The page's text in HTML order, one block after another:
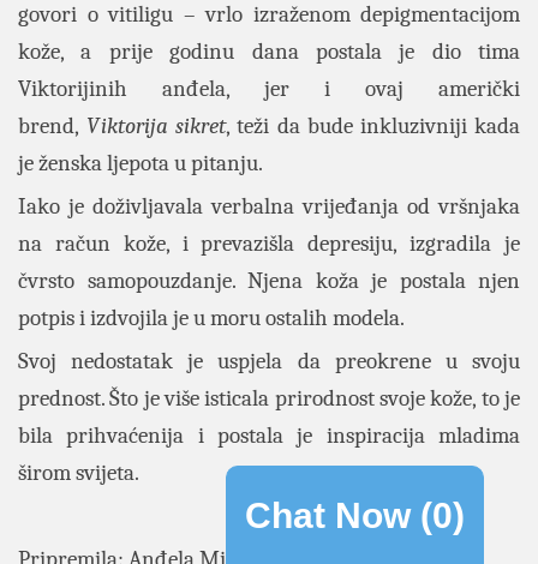
govori o vitiligu – vrlo izraženom depigmentacijom
kože, a prije godinu dana postala je dio tima
Viktorijinih anđela, jer i ovaj američki
brend, Viktorija sikret, teži da bude inkluzivniji kada
je ženska ljepota u pitanju.
Iako je doživljavala verbalna vrijeđanja od vršnjaka
na račun kože, i prevazišla depresiju, izgradila je
čvrsto samopouzdanje. Njena koža je postala njen
potpis i izdvojila je u moru ostalih modela.
Svoj nedostatak je uspjela da preokrene u svoju
prednost. Što je više isticala prirodnost svoje kože, to je
bila prihvaćenija i postala je inspiracija mladima
širom svijeta.
Chat Now (0)